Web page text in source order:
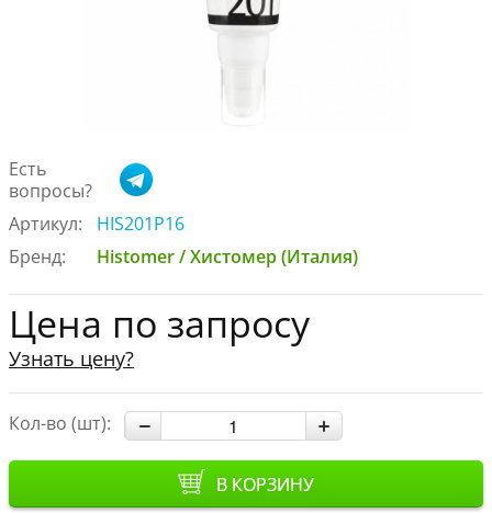
Есть
вопросы?
Артикул:
HIS201P16
Бренд:
Histomer / Хистомер (Италия)
Цена по запросу
Узнать цену?
Кол-во (шт):
В КОРЗИНУ